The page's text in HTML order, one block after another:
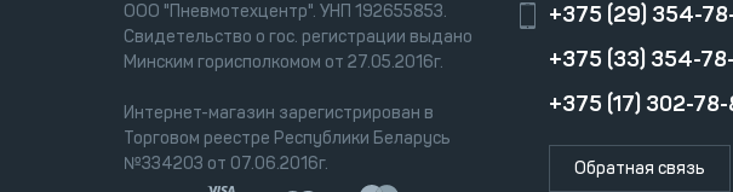
ООО "Пневмотехцентр". УНП 192655853.
Свидетельство о гос. регистрации выдано
Минским горисполкомом от 27.05.2016г.
Интернет-магазин зарегистрирован в
Торговом реестре Республики Беларусь
№334203 от 07.06.2016г.
+375 (29) 354-
+375 (33) 354-
+375 (17) 302-
Обратная связь